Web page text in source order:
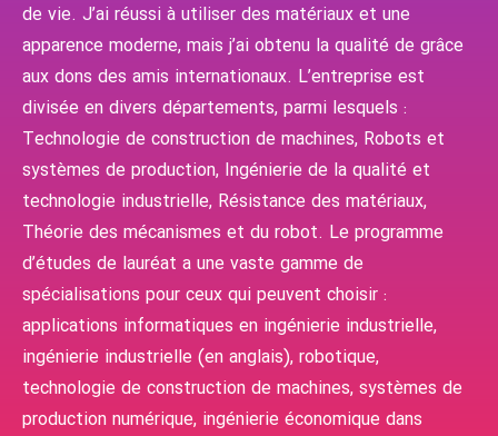
de vie. J’ai réussi à utiliser des matériaux et une
apparence moderne, mais j’ai obtenu la qualité de grâce
aux dons des amis internationaux. L’entreprise est
divisée en divers départements, parmi lesquels :
Technologie de construction de machines, Robots et
systèmes de production, Ingénierie de la qualité et
technologie industrielle, Résistance des matériaux,
Théorie des mécanismes et du robot. Le programme
d’études de lauréat a une vaste gamme de
spécialisations pour ceux qui peuvent choisir :
applications informatiques en ingénierie industrielle,
ingénierie industrielle (en anglais), robotique,
technologie de construction de machines, systèmes de
production numérique, ingénierie économique dans